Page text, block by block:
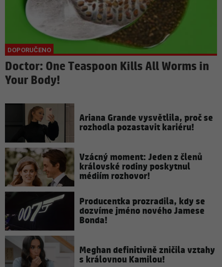
Doctor: One Teaspoon Kills All Worms in
Your Body!
Ariana Grande vysvětlila, proč se
rozhodla pozastavit kariéru!
Vzácný moment: Jeden z členů
královské rodiny poskytnul
médiím rozhovor!
Producentka prozradila, kdy se
dozvíme jméno nového Jamese
Bonda!
Meghan definitivně zničila vztahy
s královnou Kamilou!